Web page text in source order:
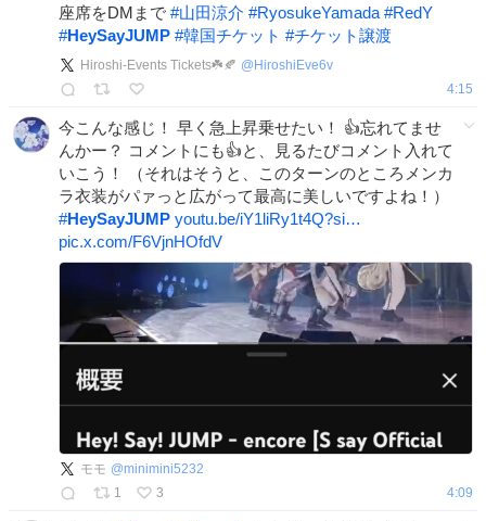
座席をDMまで #山田涼介 #RyosukeYamada #RedY
#HeySayJUMP #韓国チケット #チケット譲渡
Hiroshi-Events Tickets☘️🍂 @ HiroshiEve6v
4:15
今こんな感じ！ 早く急上昇乗せたい！ 👍️忘れてませ
んかー？ コメントにも👍️と、見るたびコメント入れて
いこう！ （それはそうと、このターンのところメンカ
ラ衣装がパァっと広がって最高に美しいですよね！）
#HeySayJUMP youtu.be/iY1liRy1t4Q?si…
pic.x.com/F6VjnHOfdV
モモ @minimini5232
1
3 4:09